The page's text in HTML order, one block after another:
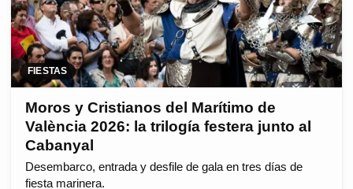
FIESTAS
Moros y Cristianos del Marítimo de
València 2026: la trilogía festera junto al
Cabanyal
Desembarco, entrada y desfile de gala en tres días de
fiesta marinera.